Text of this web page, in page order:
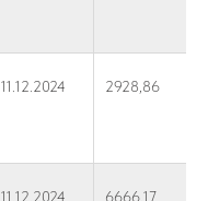
11.12.2024 2928,86
11.12.2024 6666,17